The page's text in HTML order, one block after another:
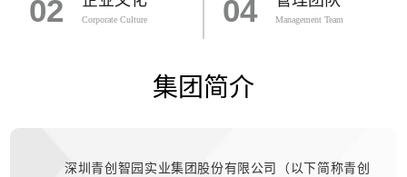
02 Corporate Culture 04 Management Team
集团简介
深圳青创智园实业集团股份有限公司（以下简称青创